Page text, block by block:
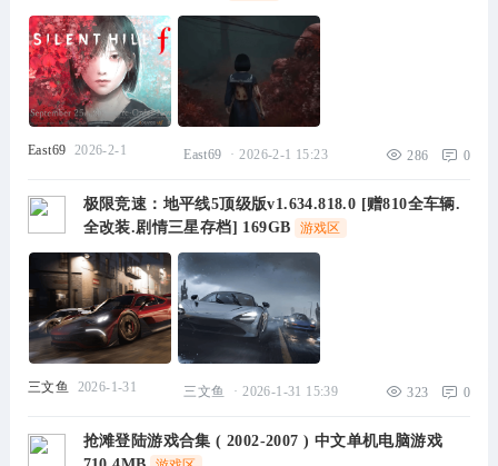
East69 2026-2-1 East69 · 2026-2-1 15:23 286 0
极限竞速：地平线5顶级版v1.634.818.0 [赠810全车辆.
全改装.剧情三星存档] 169GB
游戏区
三文鱼 2026-1-31 三文鱼 · 2026-1-31 15:39 323 0
抢滩登陆游戏合集 ( 2002-2007 ) 中文单机电脑游戏